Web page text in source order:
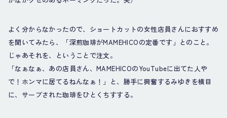
よく分からなかったので、ショートカットの女性店員さんにおすすめ
を聞いてみたら、「深煎珈琲がMAMEHICOの定番です」とのこと。
じゃあそれを、ということで注文。
「なぁなぁ、あの店員さん、MAMEHICOのYouTubeに出てた人や
で！ホンマに居てるねんなぁ！」と、勝手に興奮するみゆきを横目
に、サーブされた珈琲をひとくちすする。